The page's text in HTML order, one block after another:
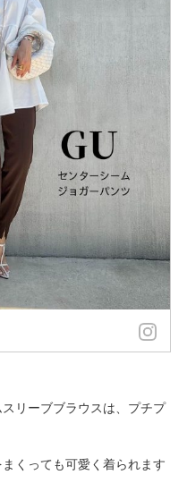
リーブブラウスは、プチプ
くっても可愛く着られます